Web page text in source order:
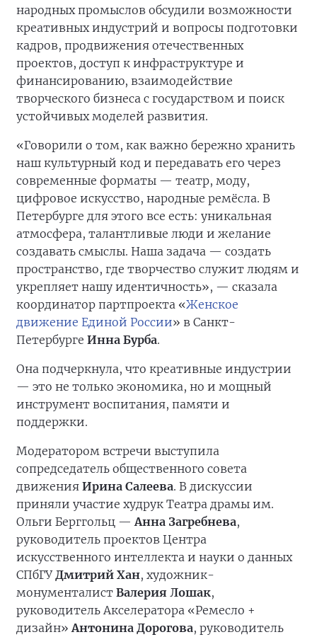
народных промыслов обсудили возможности
креативных индустрий и вопросы подготовки
кадров, продвижения отечественных
проектов, доступ к инфраструктуре и
финансированию, взаимодействие
творческого бизнеса с государством и поиск
устойчивых моделей развития.
«Говорили о том, как важно бережно хранить
наш культурный код и передавать его через
современные форматы — театр, моду,
цифровое искусство, народные ремёсла. В
Петербурге для этого все есть: уникальная
атмосфера, талантливые люди и желание
создавать смыслы. Наша задача — создать
пространство, где творчество служит людям и
укрепляет нашу идентичность», — сказала
координатор партпроекта «Женское
движение Единой России» в Санкт-
Петербурге Инна Бурба.
Она подчеркнула, что креативные индустрии
— это не только экономика, но и мощный
инструмент воспитания, памяти и
поддержки.
Модератором встречи выступила
сопредседатель общественного совета
движения Ирина Салеева. В дискуссии
приняли участие худрук Театра драмы им.
Ольги Берггольц — Анна Загребнева,
руководитель проектов Центра
искусственного интеллекта и науки о данных
СПбГУ Дмитрий Хан, художник-
монументалист Валерия Лошак,
руководитель Акселератора «Ремесло +
дизайн» Антонина Дорогова, руководитель